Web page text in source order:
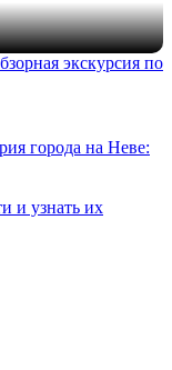
экскурсия по
и узнать их